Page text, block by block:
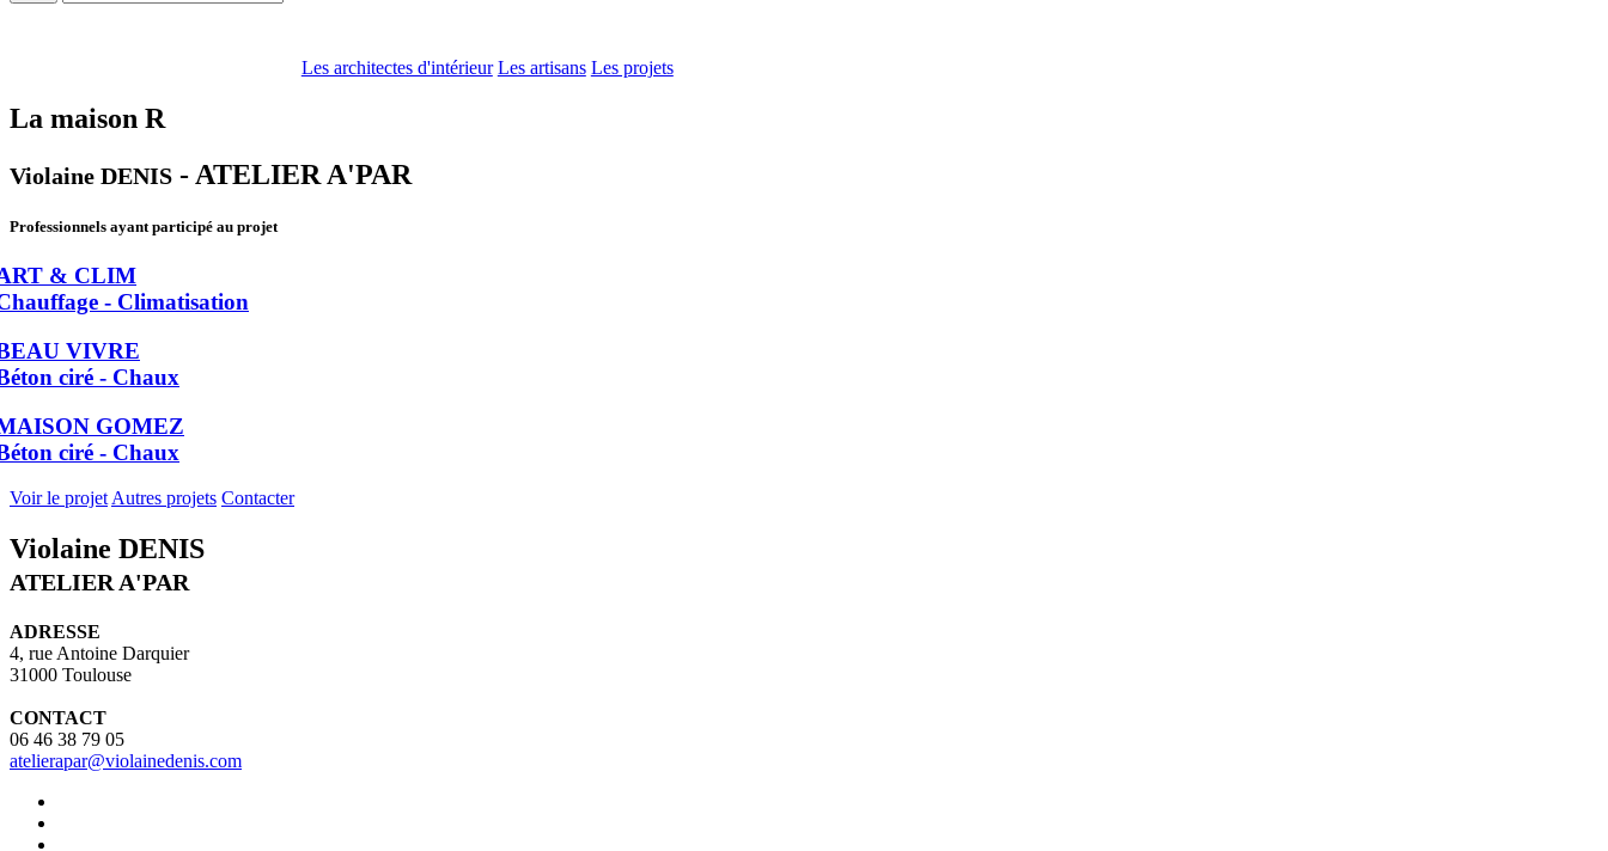
Les architectes d'intérieur Les artisans Les projets
La maison R
Violaine DENIS - ATELIER A'PAR
Professionnels ayant participé au projet
& CLIM
- Climatisation
VIVRE
ciré - Chaux
GOMEZ
ciré - Chaux
Voir le projet Autres projets Contacter
Violaine DENIS
ATELIER A'PAR
ADRESSE
4, rue Antoine Darquier
31000 Toulouse
CONTACT
06 46 38 79 05
atelierapar@violainedenis.com